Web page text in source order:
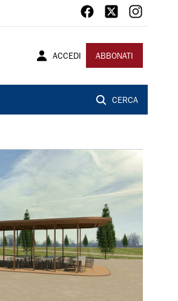
ACCEDI ABBONATI
CERCA